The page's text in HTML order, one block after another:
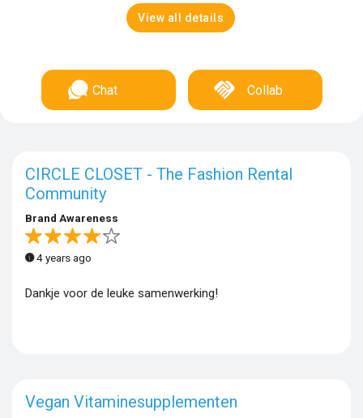
View all details
Chat Collab
CIRCLE CLOSET - The Fashion Rental
Community
Brand Awareness
4 years ago
Dankje voor de leuke samenwerking!
Vegan Vitaminesupplementen